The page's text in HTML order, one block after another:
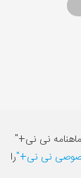
نی نی+"
نی نی+"را